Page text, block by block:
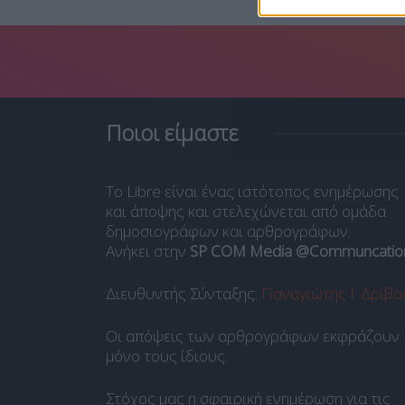
Ποιοι είμαστε
Το Libre είναι ένας ιστότοπος ενημέρωσης
και άποψης και στελεχώνεται από ομάδα
δημοσιογράφων και αρθρογράφων.
Ανήκει στην SP COM Media
Διευθυντής Σύνταξης: Παναγιώτης Ι.
Οι απόψεις των αρθρογράφων εκφράζουν
μόνο τους ίδιους.
Στόχος μας η σφαιρική ενημέρωση για τις